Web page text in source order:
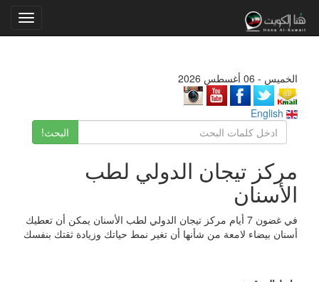
الخميس - 06 أغسطس 2026
البحث!
مركز تيجان الدولي لطب
الأسنان
في غضون 7 أيام مركز تيجان الدولي لطب الأسنان يمكن أن تعطيك
أسنان بيضاء لامعة من شأنها أن تغير نمط حياتك وزيادة ثقتك بنفسك